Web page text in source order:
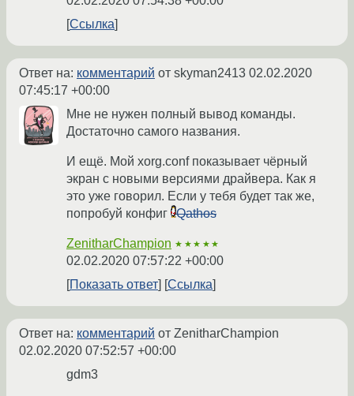
Ссылка
Ответ на: комментарий от skyman2413 02.02.2020
07:45:17 +00:00
Мне не нужен полный вывод команды.
Достаточно самого названия.
И ещё. Мой xorg.conf показывает чёрный
экран с новыми версиями драйвера. Как я
это уже говорил. Если у тебя будет так же,
попробуй конфиг
Qathos
ZenitharChampion ★★★★★
02.02.2020 07:57:22 +00:00
Показать ответ
Ссылка
Ответ на: комментарий от ZenitharChampion
02.02.2020 07:52:57 +00:00
gdm3